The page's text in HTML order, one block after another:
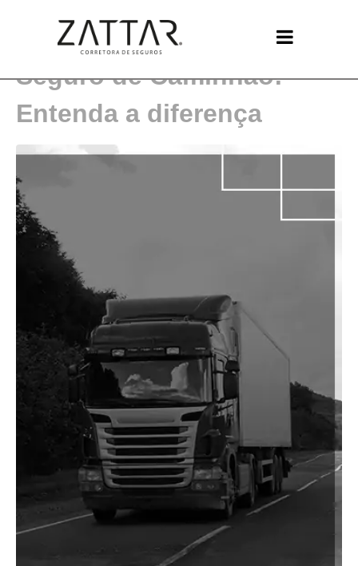
Seguro de Transporte e
Seguro de Caminhão:
Entenda a diferença